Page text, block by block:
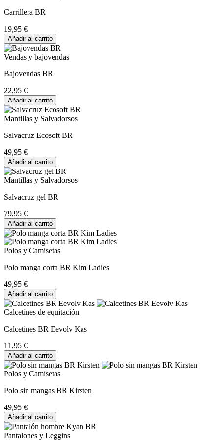
Carrillera BR
19,95 €
Añadir al carrito
Vendas y bajovendas
Bajovendas BR
22,95 €
Añadir al carrito
Mantillas y Salvadorsos
Salvacruz Ecosoft BR
49,95 €
Añadir al carrito
Mantillas y Salvadorsos
Salvacruz gel BR
79,95 €
Añadir al carrito
Polos y Camisetas
Polo manga corta BR Kim Ladies
49,95 €
Añadir al carrito
Calcetines de equitación
Calcetines BR Eevolv Kas
11,95 €
Añadir al carrito
Polos y Camisetas
Polo sin mangas BR Kirsten
49,95 €
Añadir al carrito
Pantalones y Leggins